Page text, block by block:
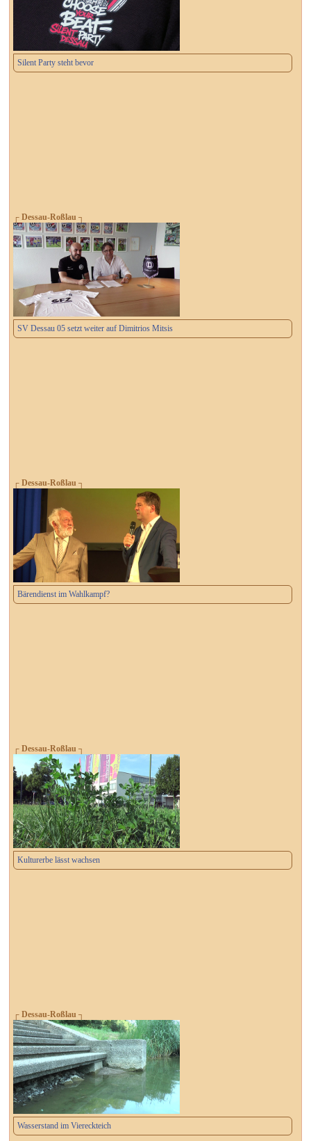
Silent Party steht bevor
┌ Dessau-Roßlau ┐
SV Dessau 05 setzt weiter auf Dimitrios Mitsis
┌ Dessau-Roßlau ┐
Bärendienst im Wahlkampf?
┌ Dessau-Roßlau ┐
Kulturerbe lässt wachsen
┌ Dessau-Roßlau ┐
Wasserstand im Viereckteich